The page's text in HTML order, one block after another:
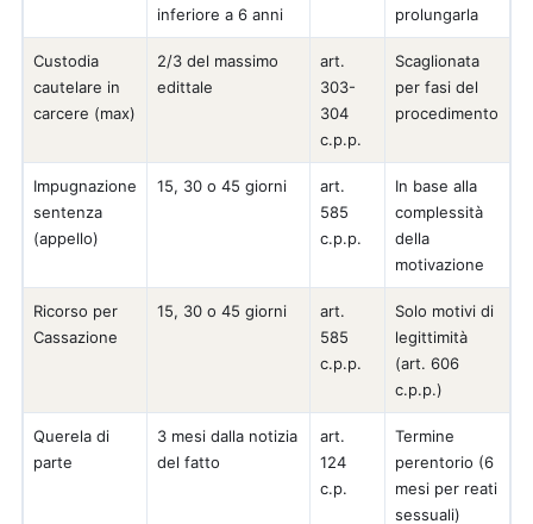
inferiore a 6 anni
prolungarla
Custodia
cautelare in
carcere (max)
2/3 del massimo
edittale
art.
303-
304
c.p.p.
Scaglionata
per fasi del
procedimento
Impugnazione
sentenza
(appello)
15, 30 o 45 giorni
art.
585
c.p.p.
In base alla
complessità
della
motivazione
Ricorso per
Cassazione
15, 30 o 45 giorni
art.
585
c.p.p.
Solo motivi di
legittimità
(art. 606
c.p.p.)
Querela di
parte
3 mesi dalla notizia
del fatto
art.
124
c.p.
Termine
perentorio (6
mesi per reati
sessuali)